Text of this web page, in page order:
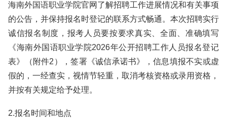
海南外国语职业学院官网了解招聘工作进展情况和有关事项
的公告，并保持报名时登记的联系方式畅通。本次招聘实行
诚信报名制度，报考人员要按要求真实、全面、准确填写
《海南外国语职业学院2026年公开招聘工作人员报名登记
表》（附件2），签署《诚信承诺书》，信息填报不实或虚
假的，一经查实，视情节轻重，取消考核资格或录用资格，
并按有关规定给予处理。
2.报名时间和地点